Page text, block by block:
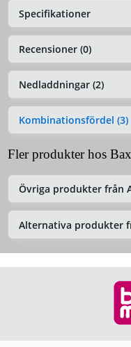
Specifikationer
Recensioner (0)
Nedladdningar (2)
Kombinationsfördel (3)
Fler produkter hos
Övriga produkter från
Alternativa produkter